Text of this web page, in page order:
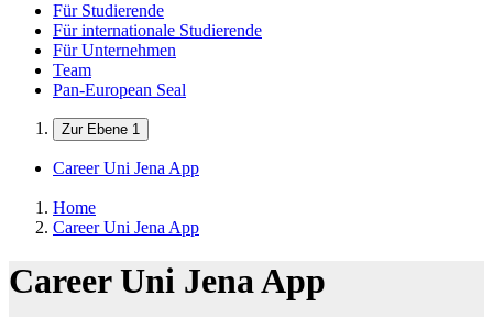
Für Studierende
Für internationale Studierende
Für Unternehmen
Team
Pan-European Seal
Zur Ebene 1
Career Uni Jena App
Home
Career Uni Jena App
Career Uni Jena App